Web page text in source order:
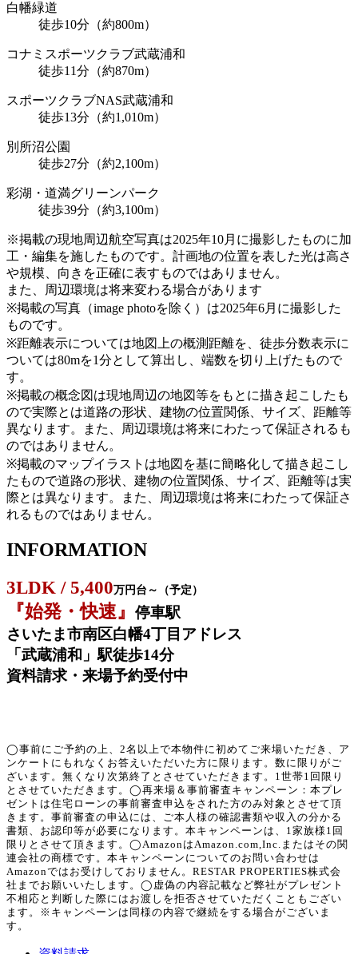
白幡緑道
徒歩10分（約800m）
コナミスポーツクラブ武蔵浦和
徒歩11分（約870m）
スポーツクラブNAS武蔵浦和
徒歩13分（約1,010m）
別所沼公園
徒歩27分（約2,100m）
彩湖・道満グリーンパーク
徒歩39分（約3,100m）
※掲載の現地周辺航空写真は2025年10月に撮影したものに加
工・編集を施したものです。計画地の位置を表した光は高さ
や規模、向きを正確に表すものではありません。
また、周辺環境は将来変わる場合があります
※掲載の写真（image photoを除く）は2025年6月に撮影した
ものです。
※距離表示については地図上の概測距離を、徒歩分数表示に
ついては80mを1分として算出し、端数を切り上げたもので
す。
※掲載の概念図は現地周辺の地図等をもとに描き起こしたも
ので実際とは道路の形状、建物の位置関係、サイズ、距離等
異なります。また、周辺環境は将来にわたって保証されるも
のではありません。
※掲載のマップイラストは地図を基に簡略化して描き起こし
たもので道路の形状、建物の位置関係、サイズ、距離等は実
際とは異なります。また、周辺環境は将来にわたって保証さ
れるものではありません。
INFORMATION
3LDK / 5,400万円台～（予定）
『始発・快速』
停車駅
さいたま市南区白幡4丁目アドレス
「武蔵浦和」駅徒歩14分
資料請求・来場予約受付中
◯事前にご予約の上、2名以上で本物件に初めてご来場いただき、ア
ンケートにもれなくお答えいただいた方に限ります。数に限りがご
ざいます。無くなり次第終了とさせていただきます。1世帯1回限り
とさせていただきます。◯再来場＆事前審査キャンペーン：本プレ
ゼントは住宅ローンの事前審査申込をされた方のみ対象とさせて頂
きます。事前審査の申込には、ご本人様の確認書類や収入の分かる
書類、お認印等が必要になります。本キャンペーンは、1家族様1回
限りとさせて頂きます。◯AmazonはAmazon.com,Inc.またはその関
連会社の商標です。本キャンペーンについてのお問い合わせは
Amazonではお受けしておりません。RESTAR PROPERTIES株式会
社までお願いいたします。◯虚偽の内容記載など弊社がプレゼント
不相応と判断した際にはお渡しを拒否させていただくこともござい
ます。※キャンペーンは同様の内容で継続をする場合がございま
す。